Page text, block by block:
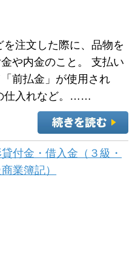
を注文した際に、品物を
や内金のこと。 支払い
前払金」が使用され
仕入れなど。……
付金・借入金（３級・
業簿記）